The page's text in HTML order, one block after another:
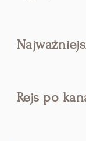
Rejs po